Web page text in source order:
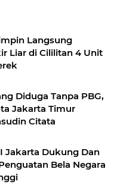
Liar di Cililitan 4 Unit
Diduga Tanpa PBG,
Jakarta Timur
Citata
Dukung Dan
Bela Negara